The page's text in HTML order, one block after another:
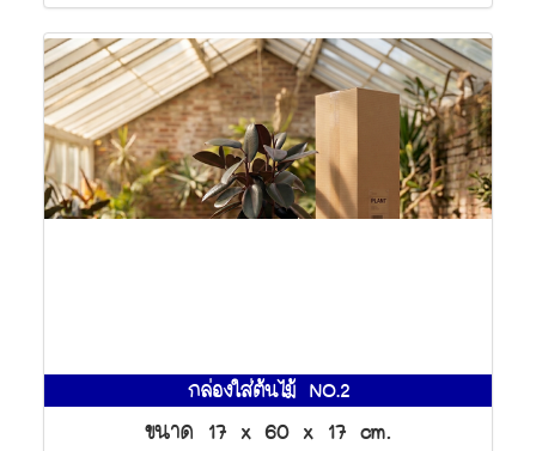
กล่องใส่ต้นไม้ NO.2
ขนาด 17 x 60 x 17 cm.